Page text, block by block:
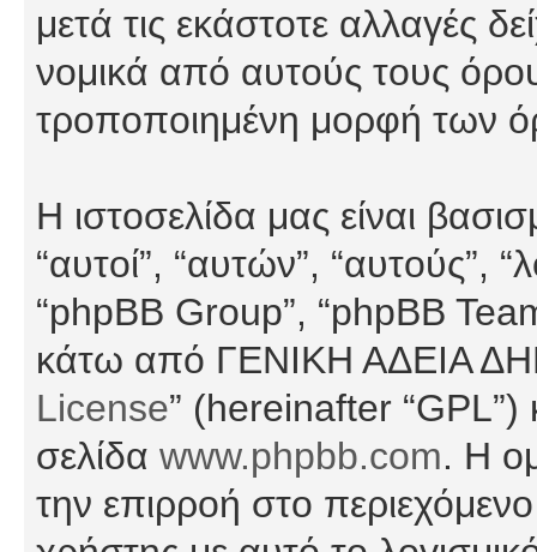
μετά τις εκάστοτε αλλαγές
νομικά από αυτούς τους
τροποποιημένη μορφή των
Η ιστοσελίδα μας είναι
“αυτοί”, “αυτών”, “αυτούς”,
“phpBB Group”, “phpBB
κάτω από ΓΕΝΙΚΗ ΑΔΕΙΑ
License” (hereinafter “GPL”)
σελίδα www.phpbb.com. Η
την επιρροή στο